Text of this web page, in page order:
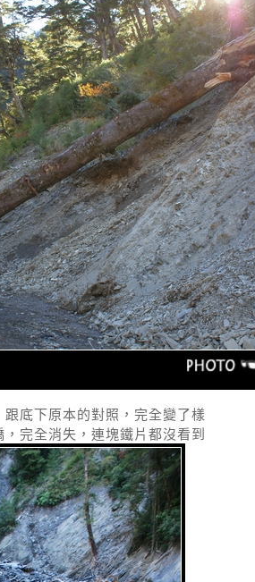
底下原本的對照，完全變了樣
完全消失，連塊鐵片都沒看到